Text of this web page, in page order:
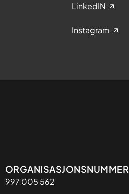
LinkedIN
Instagram
Organisasjon
ORGANISASJONSNUMMER
997 005 562